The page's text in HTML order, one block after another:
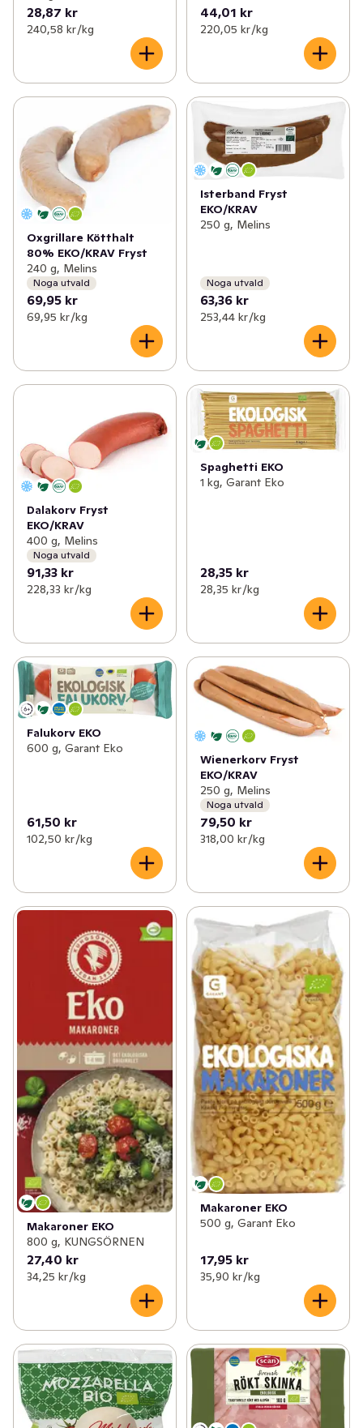
28,87 kr
240,58 kr /kg
44,01 kr
220,05 kr /kg
Oxgrillare Kötthalt
80% EKO/KRAV Fryst
240 g, Melins
Noga utvald
69,95 kr
69,95 kr /kg
Isterband Fryst
EKO/KRAV
250 g, Melins
Noga utvald
63,36 kr
253,44 kr /kg
Dalakorv Fryst
EKO/KRAV
400 g, Melins
Noga utvald
91,33 kr
228,33 kr /kg
Spaghetti EKO
1 kg, Garant Eko
28,35 kr
28,35 kr /kg
Falukorv EKO
600 g, Garant Eko
61,50 kr
102,50 kr /kg
Wienerkorv Fryst
EKO/KRAV
250 g, Melins
Noga utvald
79,50 kr
318,00 kr /kg
Makaroner EKO
800 g, KUNGSÖRNEN
27,40 kr
34,25 kr /kg
Makaroner EKO
500 g, Garant Eko
17,95 kr
35,90 kr /kg